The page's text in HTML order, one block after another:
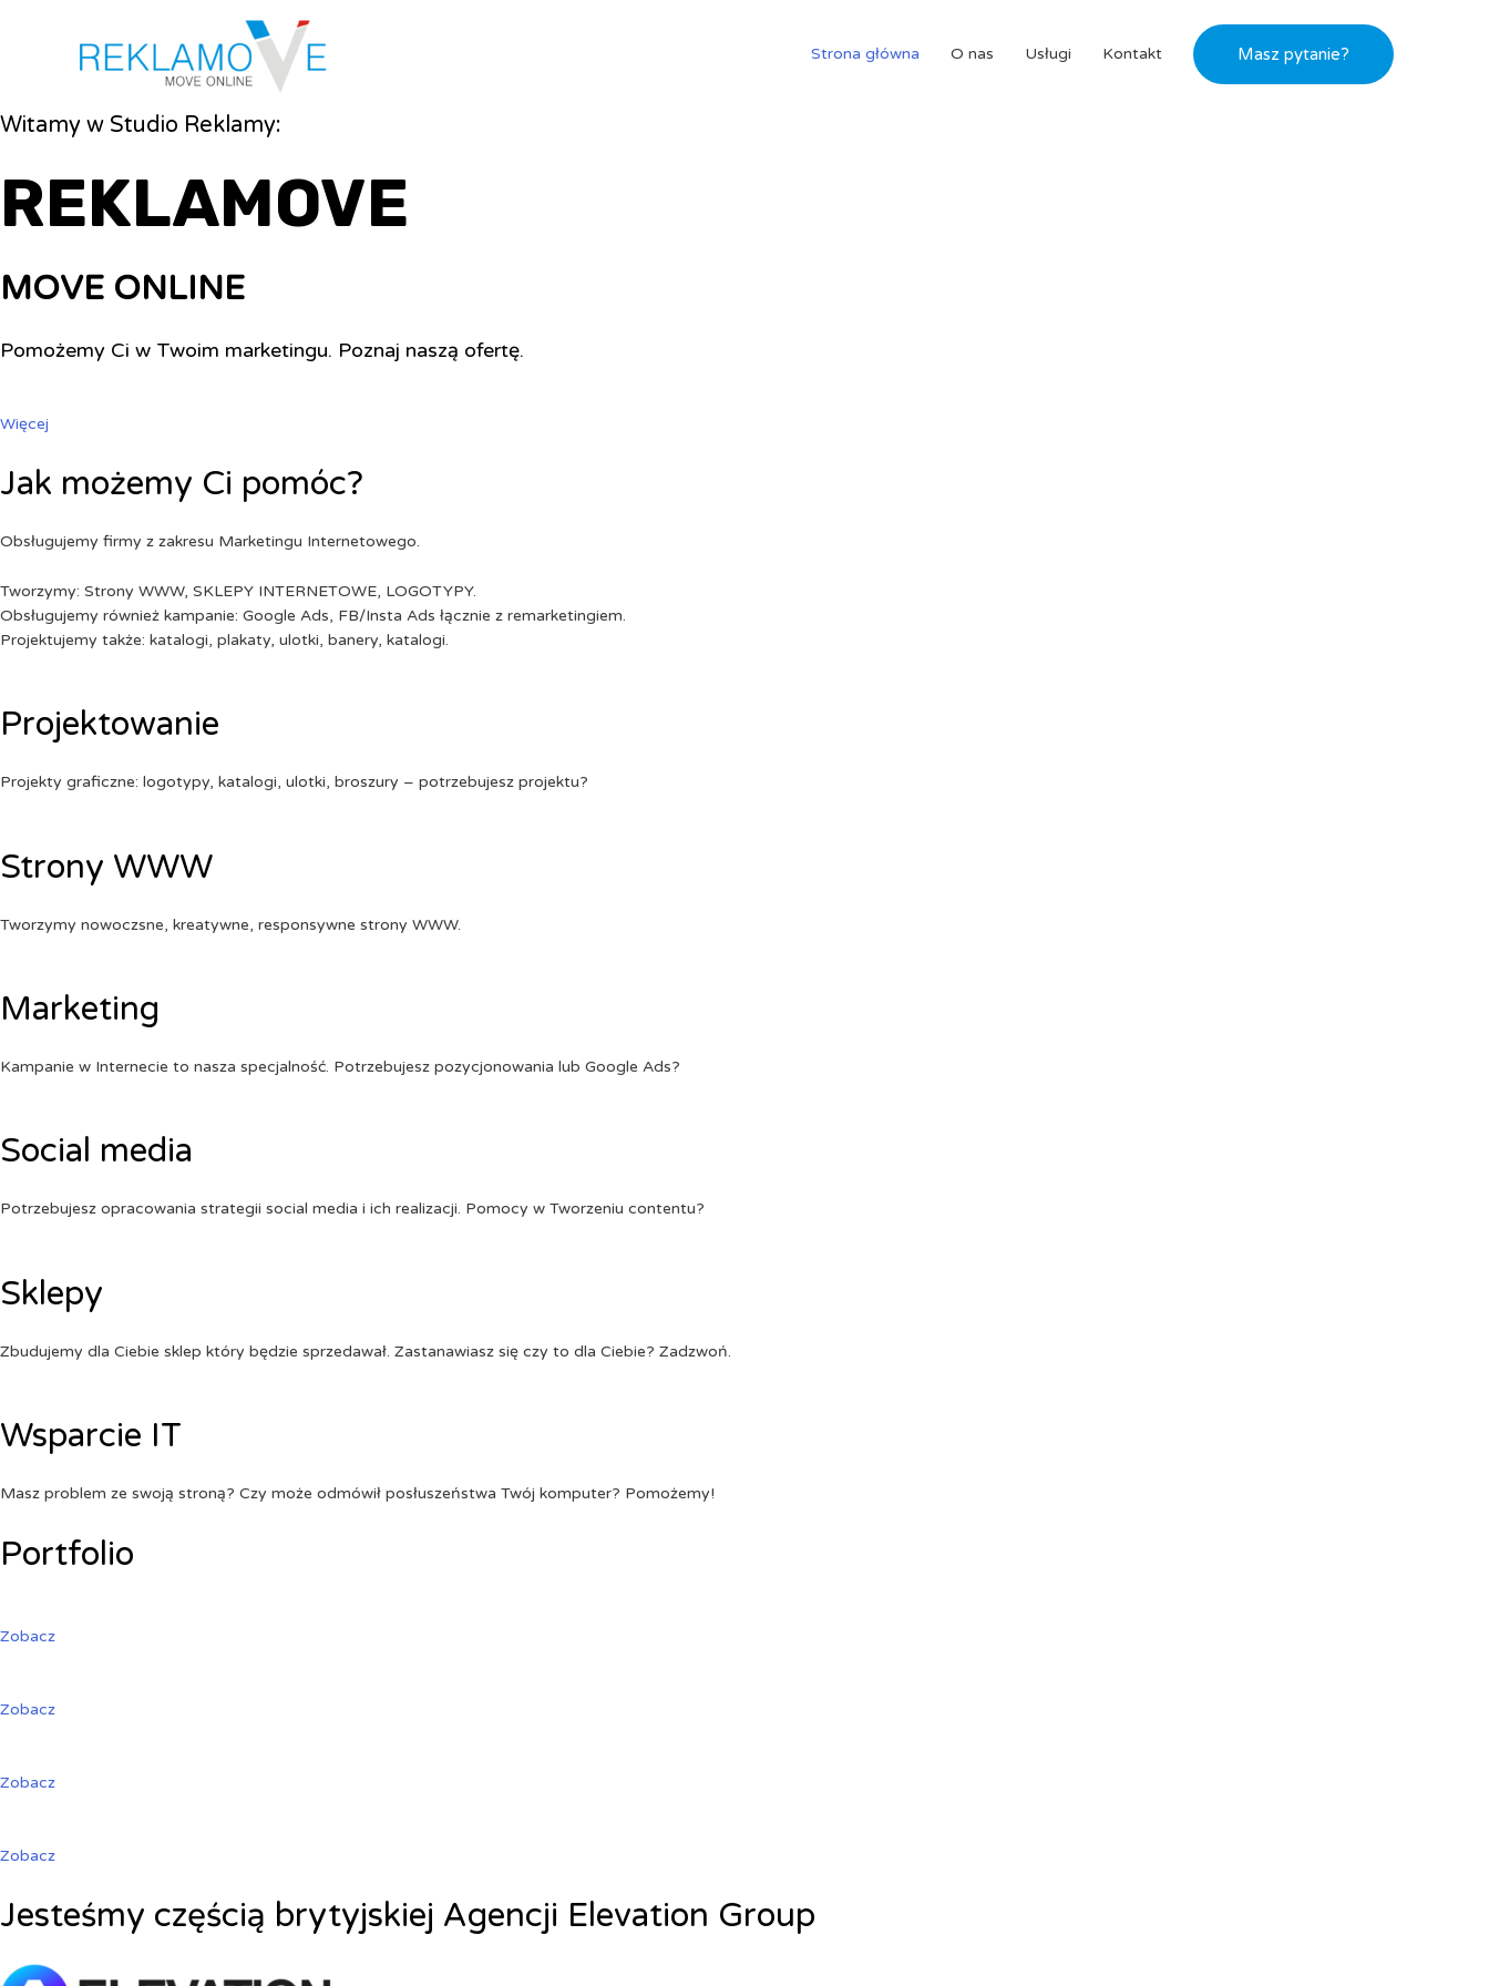
Strona główna O nas Usługi Kontakt Masz pytanie?
Witamy w Studio Reklamy:
REKLAMOVE
MOVE ONLINE
Pomożemy Ci w Twoim marketingu. Poznaj naszą ofertę.
Więcej
Jak możemy Ci pomóc?
Obsługujemy firmy z zakresu Marketingu Internetowego.
Tworzymy: Strony WWW, SKLEPY INTERNETOWE, LOGOTYPY.
Obsługujemy również kampanie: Google Ads, FB/Insta Ads łącznie z remarketingiem.
Projektujemy także: katalogi, plakaty, ulotki, banery, katalogi.
Projektowanie
Projekty graficzne: logotypy, katalogi, ulotki, broszury – potrzebujesz projektu?
Strony WWW
Tworzymy nowoczsne, kreatywne, responsywne strony WWW.
Marketing
Kampanie w Internecie to nasza specjalność. Potrzebujesz pozycjonowania lub Google Ads?
Social media
Potrzebujesz opracowania strategii social media i ich realizacji. Pomocy w Tworzeniu contentu?
Sklepy
Zbudujemy dla Ciebie sklep który będzie sprzedawał. Zastanawiasz się czy to dla Ciebie? Zadzwoń.
Wsparcie IT
Masz problem ze swoją stroną? Czy może odmówił posłuszeństwa Twój komputer? Pomożemy!
Portfolio
Zobacz
Zobacz
Zobacz
Zobacz
Jesteśmy częścią brytyjskiej Agencji Elevation Group